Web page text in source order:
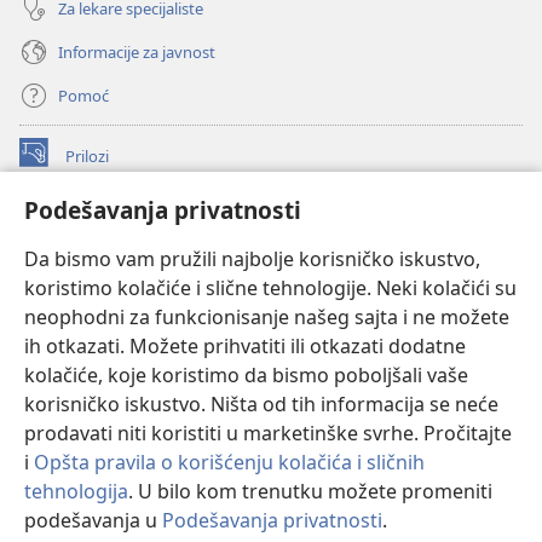
Podešavanja privatnosti
Da bismo vam pružili najbolje korisničko iskustvo,
koristimo kolačiće i slične tehnologije. Neki kolačići su
neophodni za funkcionisanje našeg sajta i ne možete
ih otkazati. Možete prihvatiti ili otkazati dodatne
kolačiće, koje koristimo da bismo poboljšali vaše
korisničko iskustvo. Ništa od tih informacija se neće
prodavati niti koristiti u marketinške svrhe. Pročitajte
i Opšta pravila o korišćenju kolačića i sličnih
tehnologija. U bilo kom trenutku možete promeniti
podešavanja u Podešavanja privatnosti.
Za lekare specijaliste
Informacije za javnost
Pomoć
Prilozi
(otvara
prozor)ONLAJN BIBLIOTEKA Watchtower
novi
prozor)JW Hub®
(otvara
novi
prozor)
®
Watchtower Library®
Copyright
© 2026 Watch Tower Bible and Tract Society of Pennsylvania.
PRAVILA KORIŠĆENJA|PRIVATNOST| PODEŠAVANjE PRIVATNOSTI